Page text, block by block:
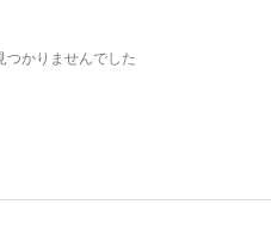
つかりませんでした